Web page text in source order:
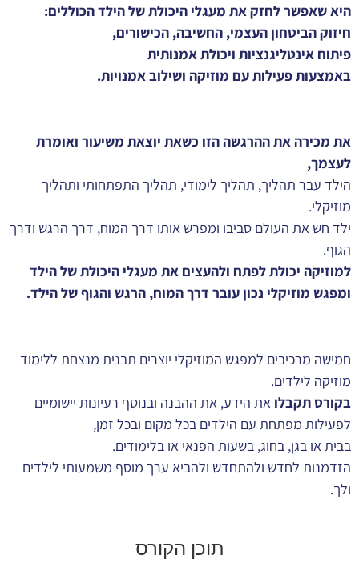
היא שאפשר לחזק את מעגלי היכולת של הילד הכוללים:
חיזוק הביטחון העצמי, החשיבה, הכישורים,
פיתוח אינטליגנציות ויכולת אמנותית
באמצעות פעילות עם מוזיקה ושילוב אמנויות.
את מכירה את ההרגשה הזו כשאת יוצאת משיעור ואומרת
לעצמך,
הילד עבר תהליך, תהליך לימודי, תהליך התפתחותי ותהליך
מוזיקלי.
ילד חש את העולם סביבו ומפרש אותו דרך המוח, דרך הרגש ודרך
הגוף.
למוזיקה יכולת לפתח ולהעצים את מעגלי היכולת של הילד
ומפגש מוזיקלי נכון עובר דרך המוח, הרגש והגוף של הילד.
חמישה מרכיבים למפגש המוזיקלי יוצרים תבנית מנצחת ללימוד
מוזיקה לילדים.
בקורס תקבלו את הידע, את ההבנה ובנוסף רעיונות יישומיים
לפעילות מפתחת עם הילדים בכל מקום ובכל זמן,
בבית או בגן, בחוג, בשעות הפנאי או בלימודים.
הזדמנות לחדש ולהתחדש ולהביא ערך מוסף משמעותי לילדים
ולך.
תוכן הקורס